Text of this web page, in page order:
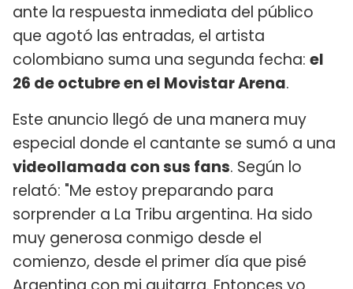
ante la respuesta inmediata del público
que agotó las entradas, el artista
colombiano suma una segunda fecha: el
26 de octubre en el Movistar Arena.
Este anuncio llegó de una manera muy
especial donde el cantante se sumó a una
videollamada con sus fans. Según lo
relató: "Me estoy preparando para
sorprender a La Tribu argentina. Ha sido
muy generosa conmigo desde el
comienzo, desde el primer día que pisé